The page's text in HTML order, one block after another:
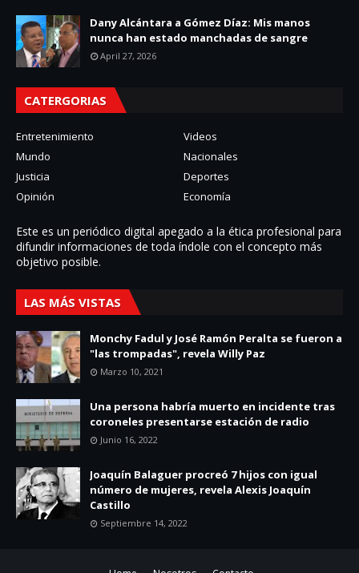
Dany Alcántara a Gómez Díaz: Mis manos
nunca han estado manchadas de sangre
April 27, 2026
CATERGORIAS
Entretenimiento
Videos
Mundo
Nacionales
Justicia
Deportes
Opinión
Economía
Este es un periódico digital apegado a la ética profesional para
difundir informaciones de toda í­ndole con el concepto más
objetivo posible.
LAS MÁS VISTAS
Monchy Fadul y José Ramón Peralta se fueron a
"las trompadas", revela Willy Paz
Marzo 10, 2021
Una persona habría muerto en incidente tras
coroneles presentarse estación de radio
Junio 16, 2022
Joaquín Balaguer procreó 7 hijos con igual
número de mujeres, revela Alexis Joaquín
Castillo
Septiembre 14, 2022